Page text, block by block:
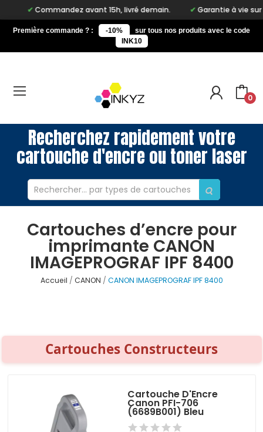
Commandez avant 15h, livré demain. Garantie à vie sur
Première commande ? : -10%
sur tous nos produits avec le code
INK10
0
Recherchez rapidement votre
cartouche d'encre ou toner laser
Cartouches d’encre pour
imprimante CANON
IMAGEPROGRAF IPF 8400
Accueil CANON CANON IMAGEPROGRAF IPF 8400
Cartouches Constructeurs
Cartouche D'Encre
Canon PFI-706
(6689B001) Bleu